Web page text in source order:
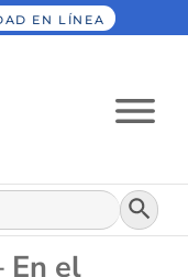
EN LÍNEA
Botón
En el